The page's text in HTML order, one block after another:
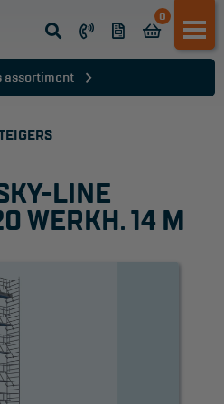
0
assortiment
LINE
WERKH. 14 M